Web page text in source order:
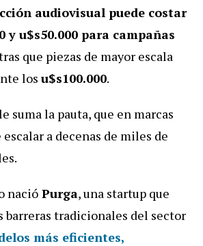
audiovisual puede costar
y u$s50.000 para campañas
que piezas de mayor escala
los u$s100.000.
suma la pauta, que en marcas
a decenas de miles de
nació Purga, una startup que
barreras tradicionales del sector
más eficientes,